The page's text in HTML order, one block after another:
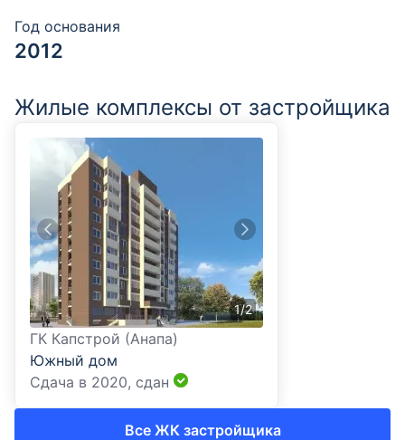
Год основания
2012
Жилые комплексы от застройщика
1/2
ГК Капстрой (Анапа)
Южный дом
Сдача в 2020, сдан
Все ЖК застройщика